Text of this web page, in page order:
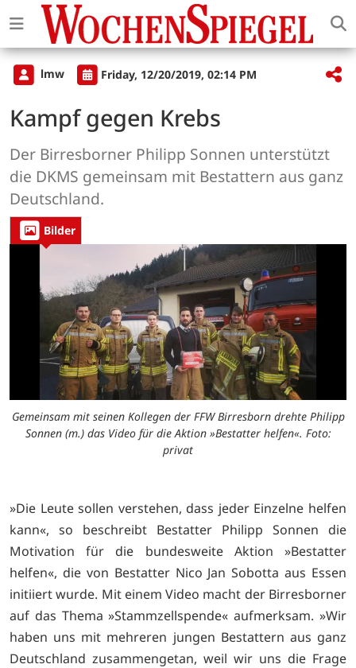
lmw Friday, 12/20/2019, 02:14 PM
Kampf gegen Krebs
Der Birresborner Philipp Sonnen unterstützt
die DKMS gemeinsam mit Bestattern aus ganz
Deutschland.
Bilder
Gemeinsam mit seinen Kollegen der FFW Birresborn drehte Philipp
Sonnen (m.) das Video für die Aktion »Bestatter helfen«. Foto:
privat
»Die Leute sollen verstehen, dass jeder Einzelne helfen
kann«, so beschreibt Bestatter Philipp Sonnen die
Motivation für die bundesweite Aktion »Bestatter
helfen«, die von Bestatter Nico Jan Sobotta aus Essen
initiiert wurde. Mit einem Video macht der Birresborner
auf das Thema »Stammzellspende« aufmerksam. »Wir
haben uns mit mehreren jungen Bestattern aus ganz
Deutschland zusammengetan, weil wir uns die Frage